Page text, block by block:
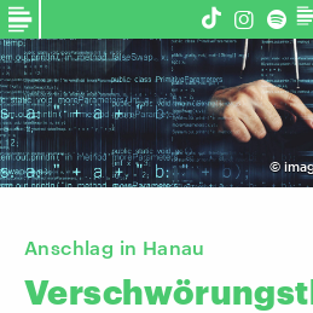
©
Anschlag in Hanau